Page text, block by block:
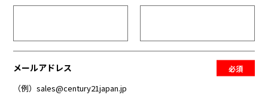
メールアドレス 必須
（例）sales@century21japan.jp